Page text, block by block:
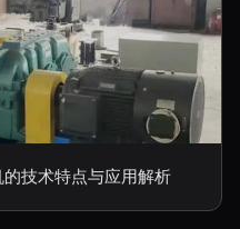
技术特点与应用解析